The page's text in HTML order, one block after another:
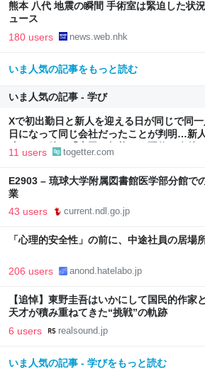
熊本 八代 地震の瞬間 手術室は緊迫した状
ュース
180 users news.web.nhk
いま人気の記事をもっと読む
いま人気の記事 - 学び
Xで初出勤日と新人を迎える日が同じで同
日になって同じ会社だったことが判明…新
稿、その後に「上司は無能」と配信→今後
11 users togetter.com
E2903 – 琉球大学附属図書館医学部分館で
業
43 users current.ndl.go.jp
「心理的安全性」の前に、中途社員の居場
206 users anond.hatelabo.jp
【追悼】東野圭吾はいかにして国民的作家
天才が積み重ねてきた“挑戦”の軌跡
6 users realsound.jp
いま人気の記事 - 学びをもっと読む